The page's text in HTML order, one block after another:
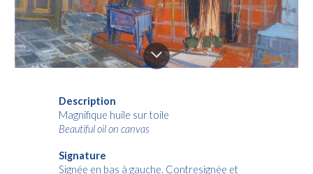
Description
Magnifique huile sur toile
Beautiful oil on canvas
Signature
Signée en bas à gauche. Contresignée et